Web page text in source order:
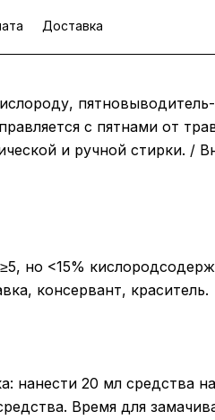
Доставка
с пятнами от
и ручной стирки. /
но <15%
консервант, краситель.
нанести 20 мл средства
Время для